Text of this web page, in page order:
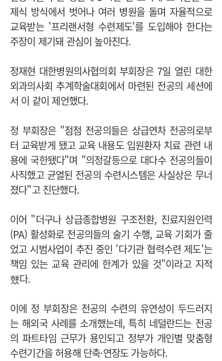
제식 방식에서 벗어나 여러 병원을 돌며 자율적으로
교육받는 '프리랜서형 수련제도'를 도입해야 한다는
주장이 제기돼 관심이 높아진다.
정재현 대한병원의사협의회 부회장은 7일 열린 대한
외과의사회 추계학술대회에서 마련된 전공의 세션에
서 이 같이 제언했다.
정 부회장은 "점점 전공의들은 상급연차 전공의로부
터 교육받게 됐고 교육 내용도 입원환자 치료 관련 내
용에 국한됐다"며 "의정갈등으로 대다수 전공의들이
사직했고 균열된 전공의 수련시스템은 사실상은 무너
졌다"고 진단했다.
이어 "더구나 상급종합병원 구조전환, 진료지원인력
(PA) 활성화로 전공의들의 술기 수행, 교육 기회가 줄
었고 시범사업이 추진 중인 '다기관 협력수련 제도'는
책임 있는 교육 관리에 한계가 있을 것"이라고 지적
헀다.
이에 정 부회장은 전공의 수련의 유연성이 두드러지
는 해외국 사례를 소개했는데, 특히 네덜란드는 전공
의 파트타임 근무가 용인되고 정부가 개인별 맞춤형
수련기간을 허용해 단축·연장도 가능하다.